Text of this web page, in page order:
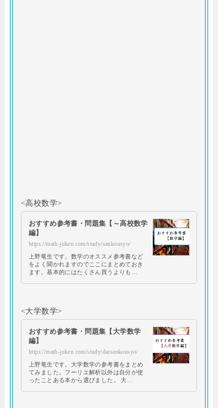
<高校数学>
おすすめ参考書・問題集【～高校数学
編】
https://math-juken.com/study/sankousyo/
上野竜生です。数学のオススメ参考書など
をよく聞かれますのでここにまとめておき
ます。基本的にはたくさん買うよりも…
<大学数学>
おすすめ参考書・問題集【大学数学
編】
https://math-juken.com/study/daisankousyo/
上野竜生です。大学数学の参考書をまとめ
てみました。フーリエ解析以外は自分が使
ったことある本から選びました。 大…